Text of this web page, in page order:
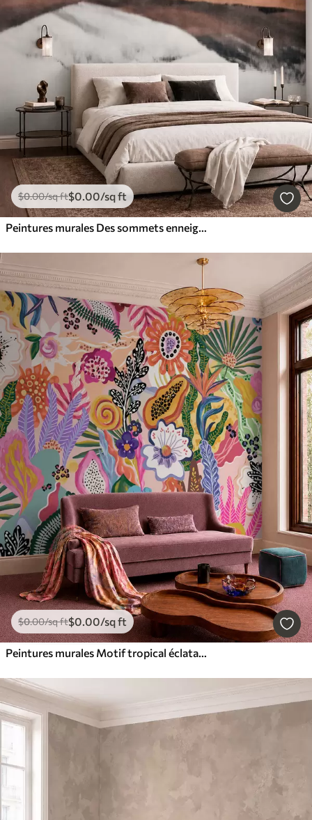
$0.00/sq ft$0.00/sq ft
Peintures murales Des sommets enneigés et un lac paisible aux reflets miroitants
$0.00/sq ft$0.00/sq ft
Peintures murales Motif tropical éclatant composé de fleurs, de feuilles et de fruits colorés